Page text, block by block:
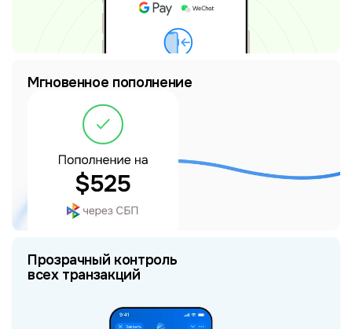
Мгновенное пополнение
Прозрачный контроль
всех транзакций